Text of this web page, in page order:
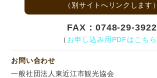
（別サイトへリンクします）
FAX：0748-29-3922
（ お申し込み用PDFはこちら
お問い合わせ
一般社団法人東近江市観光協会